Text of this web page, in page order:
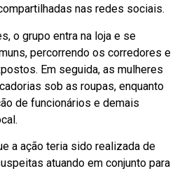
nas redes sociais.
o grupo entra na loja e se
percorrendo os corredores e
Em seguida, as mulheres
sob as roupas, enquanto
de funcionários e demais
a ação teria sido realizada de
atuando em conjunto para